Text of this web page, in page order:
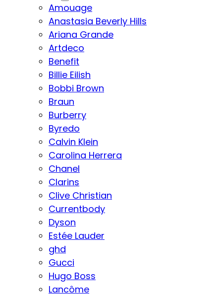
Amouage
Anastasia Beverly Hills
Ariana Grande
Artdeco
Benefit
Billie Eilish
Bobbi Brown
Braun
Burberry
Byredo
Calvin Klein
Carolina Herrera
Chanel
Clarins
Clive Christian
Currentbody
Dyson
Estée Lauder
ghd
Gucci
Hugo Boss
Lancôme